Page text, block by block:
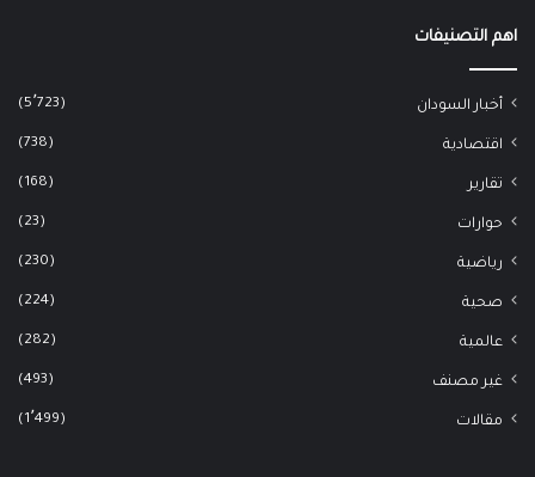
اهم التصنيفات
أخبار السودان (5٬723)
اقتصادية (738)
تقارير (168)
حوارات (23)
رياضية (230)
صحية (224)
عالمية (282)
غير مصنف (493)
مقالات (1٬499)